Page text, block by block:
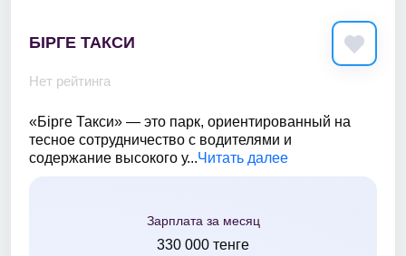
БІРГЕ ТАКСИ
Нет рейтинга
«Бірге Такси» — это парк, ориентированный на
тесное сотрудничество с водителями и
содержание высокого у...Читать далее
Зарплата за месяц
330 000 тенге